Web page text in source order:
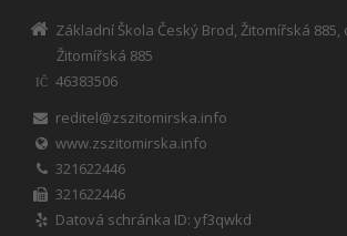
Základní Škola Český Brod, Žitomířská 885,
Žitomířská 885
IČ
46383506
reditel@zszitomirska.info
www.zszitomirska.info
321622446
321622446
Datová schránka ID: yf3qwkd